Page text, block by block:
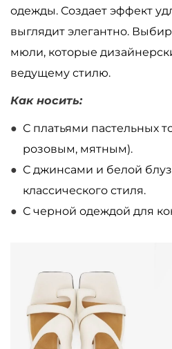
одежды. Создает эффект
выглядит элегантно.
мюли, которые
ведущему стилю.
Как носить:
С платьями пастельных
розовым, мятным).
С джинсами и белой
классического стиля.
С черной одеждой для